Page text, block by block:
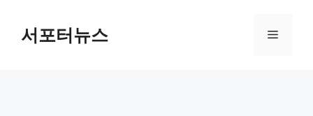
서포터뉴스 메